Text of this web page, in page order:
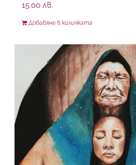
15.00 лв.
Добавяне в количката